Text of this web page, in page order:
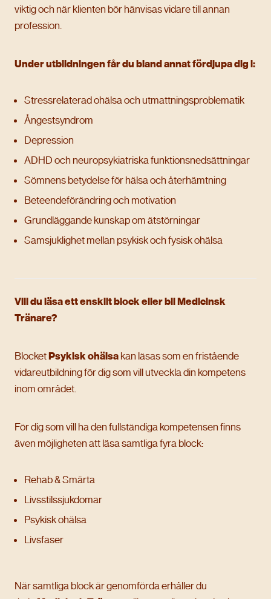
viktig och när klienten bör hänvisas vidare till annan
profession.
Under utbildningen får du bland annat fördjupa dig i:
Stressrelaterad ohälsa och utmattningsproblematik
Ångestsyndrom
Depression
ADHD och neuropsykiatriska funktionsnedsättningar
Sömnens betydelse för hälsa och återhämtning
Beteendeförändring och motivation
Grundläggande kunskap om ätstörningar
Samsjuklighet mellan psykisk och fysisk ohälsa
Vill du läsa ett enskilt block eller bli Medicinsk
Tränare?
BlocketPsykisk ohälsa kan läsas som en fristående
vidareutbildning för dig som vill utveckla din kompetens
inom området.
För dig som vill ha den fullständiga kompetensen finns
även möjligheten att läsa samtliga fyra block:
Rehab & Smärta
Livsstilssjukdomar
Psykisk ohälsa
Livsfaser
När samtliga block är genomförda erhåller du